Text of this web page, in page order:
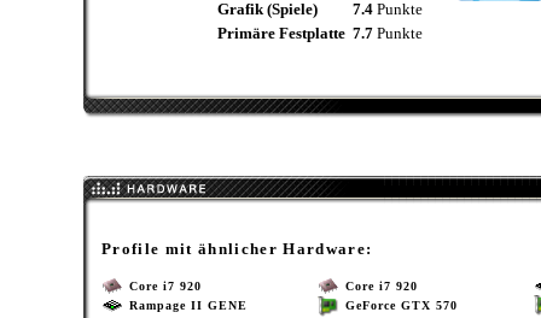
Grafik (Spiele)
7.4 Punkte
Primäre Festplatte 7.7 Punkte
Profile mit ähnlicher Hardware:
Core i7 920
Rampage II GENE
Core i7 920
GeForce GTX 570